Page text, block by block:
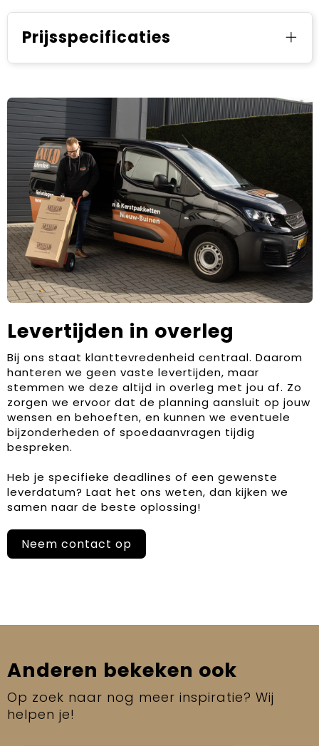
Prijsspecificaties
Levertijden in overleg
Bij ons staat klanttevredenheid centraal. Daarom
hanteren we geen vaste levertijden, maar
stemmen we deze altijd in overleg met jou af. Zo
zorgen we ervoor dat de planning aansluit op jouw
wensen en behoeften, en kunnen we eventuele
bijzonderheden of spoedaanvragen tijdig
bespreken.
Heb je specifieke deadlines of een gewenste
leverdatum? Laat het ons weten, dan kijken we
samen naar de beste oplossing!
Neem contact op
Anderen bekeken ook
Op zoek naar nog meer inspiratie? Wij
helpen je!